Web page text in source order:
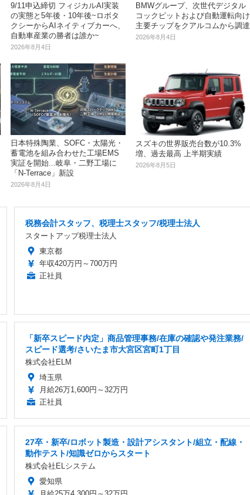
9/11申込締切 フィジカルAI実装
の実態と5年後・10年後~ロボタ
クシーからAIネイティブカーへ、
自動車産業の勝者は誰か~
2026年8月4日
BMWグループ、次世代デジタル
コックピットおよび自動運転向け
主要チップをクアルコムから調達
2026年8月4日
日本特殊陶業、SOFC・太陽光・
蓄電池を組み合わせた工場EMS
実証を開始...岐阜・二野工場に
「N-Terrace」新設
2026年8月4日
スズキの世界販売台数が10.3%
増、過去最高 上半期実績
2026年8月5日
税務会計スタッフ、税理士スタッフ/税理士法人
スタートアップ税理士法人
東京都
年収420万円～700万円
正社員
「新卒スピード内定」商品管理事務/在庫の確認や発注業務/
スピード選考/さいたま市大宮区宮町1丁目
株式会社ELM
埼玉県
月給26万1,600円～32万円
正社員
27卒・新卒/ロボット製造・設計アシスタント/組立・配線・
動作テスト/知識ゼロからスタート
株式会社ELシステム
愛知県